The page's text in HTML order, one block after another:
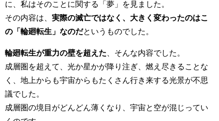
に、私はそのことに関する「夢」を見ました。
その内容は、 実際の滅亡ではなく、大きく変わったのはこ
の「輪廻転生」なのだというものでした。
輪廻転生が重力の壁を超えた 、そんな内容でした。
成層圏を超えて、光か星かが降り注ぎ、燃え尽きることな
く、地上からも宇宙からもたくさん行き来する光景が不思
議でした。
成層圏の境目がどんどん薄くなり、宇宙と空が混じってい